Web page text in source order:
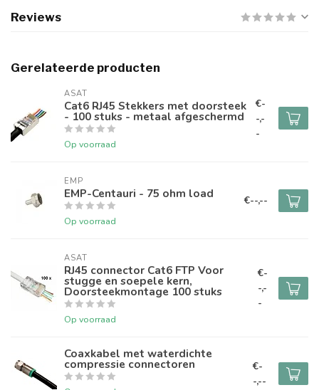
Reviews
Gerelateerde producten
ASAT
Cat6 RJ45 Stekkers met doorsteek
- 100 stuks - metaal afgeschermd
Op voorraad
€-
-,-
-
EMP
EMP-Centauri - 75 ohm load
Op voorraad
€--,--
ASAT
RJ45 connector Cat6 FTP Voor
stugge en soepele kern,
Doorsteekmontage 100 stuks
Op voorraad
€-
-,-
-
Coaxkabel met waterdichte
compressie connectoren
€-
-,--